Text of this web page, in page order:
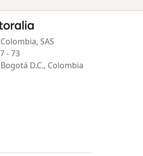
de inicio
SAS
- 73
D.C., Colombia